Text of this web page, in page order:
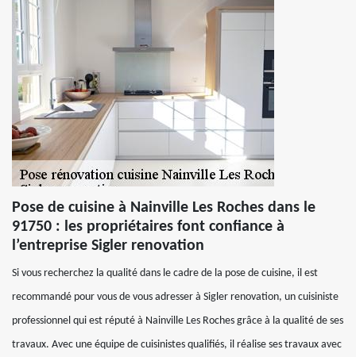
Pose de cuisine à Nainville Les Roches dans le
91750 : les propriétaires font confiance à
l’entreprise Sigler renovation
Si vous recherchez la qualité dans le cadre de la pose de cuisine, il est
recommandé pour vous de vous adresser à Sigler renovation, un cuisiniste
professionnel qui est réputé à Nainville Les Roches grâce à la qualité de ses
travaux. Avec une équipe de cuisinistes qualifiés, il réalise ses travaux avec